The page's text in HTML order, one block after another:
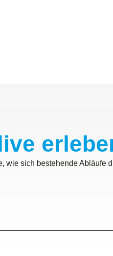
wie sich bestehende Abläufe